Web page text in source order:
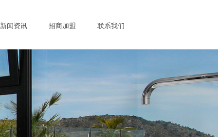
新闻资讯 招商加盟 联系我们